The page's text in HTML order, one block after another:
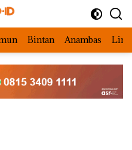
Bintan Anambas